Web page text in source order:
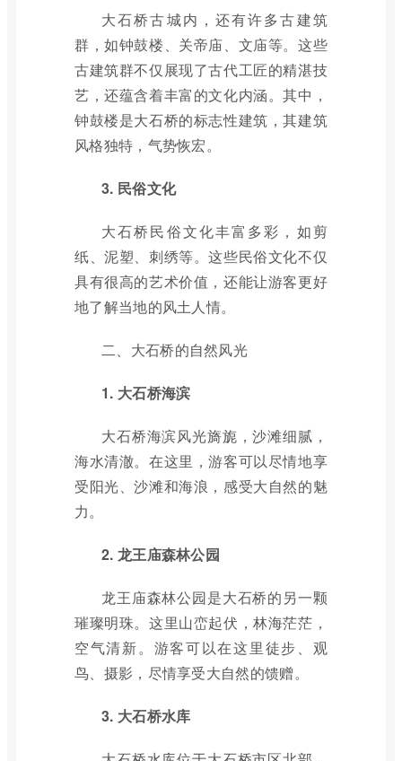
大石桥古城内，还有许多古建筑
群，如钟鼓楼、关帝庙、文庙等。这些
古建筑群不仅展现了古代工匠的精湛技
艺，还蕴含着丰富的文化内涵。其中，
钟鼓楼是大石桥的标志性建筑，其建筑
风格独特，气势恢宏。
3. 民俗文化
大石桥民俗文化丰富多彩，如剪
纸、泥塑、刺绣等。这些民俗文化不仅
具有很高的艺术价值，还能让游客更好
地了解当地的风土人情。
二、大石桥的自然风光
1. 大石桥海滨
大石桥海滨风光旖旎，沙滩细腻，
海水清澈。在这里，游客可以尽情地享
受阳光、沙滩和海浪，感受大自然的魅
力。
2. 龙王庙森林公园
龙王庙森林公园是大石桥的另一颗
璀璨明珠。这里山峦起伏，林海茫茫，
空气清新。游客可以在这里徒步、观
鸟、摄影，尽情享受大自然的馈赠。
3. 大石桥水库